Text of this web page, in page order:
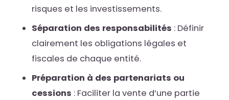
risques et les investissements.
Séparation des responsabilités : Définir
clairement les obligations légales et
fiscales de chaque entité.
Préparation à des partenariats ou
cessions : Faciliter la vente d’une partie